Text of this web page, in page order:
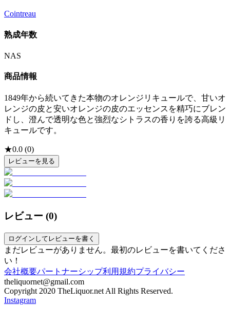
Cointreau
熟成年数
NAS
商品情報
1849年から続いてきた本物のオレンジリキュールで、甘いオ
レンジの皮と安いオレンジの皮のエッセンスを精巧にブレン
ドし、澄んで透明な色と強烈なシトラスの香りを誇る高級リ
キュールです。
★0.0 (0)
レビューを見る
レビュー (0)
ログインしてレビューを書く
まだレビューがありません。最初のレビューを書いてくださ
い！
会社概要パートナーシップ利用規約プライバシー
theliquornet@gmail.com
Copyright 2020 TheLiquor.net All Rights Reserved.
Instagram